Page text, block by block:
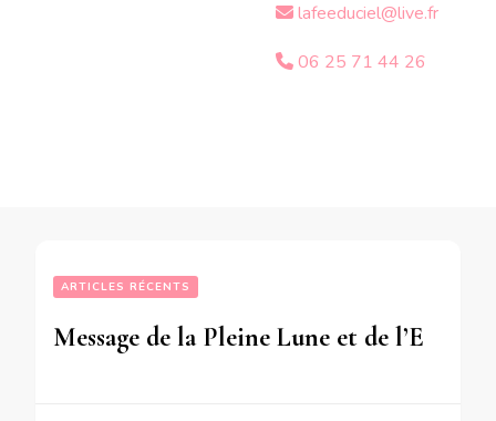
lafeeduciel@live.fr
06 25 71 44 26
ARTICLES RÉCENTS